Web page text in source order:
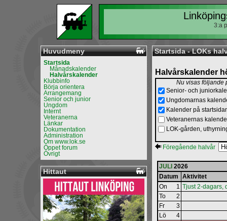
3:a
Huvudmeny
Startsida
Månadskalender
Halvårskalender
Klubbinfo
Börja orientera
Arrangemang
Senior och junior
Ungdom
Internt
Veteranerna
Länkar
Dokumentation
Administration
Om www.lok.se
Öppet forum
Övrigt
Hittaut
Startsida - LOKs
Halvårskalender
Nu visas följande
Senior- och
Ungdomarnas
Kalender på
Veteranernas
LOK-gården,
Föregående halvår
JULI 2026
Datum
Aktivitet
On
1 Tjust 2-dagars,
To
2
Fr
3
Lö
4